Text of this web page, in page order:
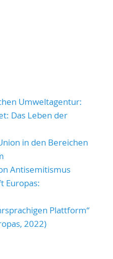
Umweltagentur:
Das Leben der
in den Bereichen
Antisemitismus
Europas:
Plattform“
2022)